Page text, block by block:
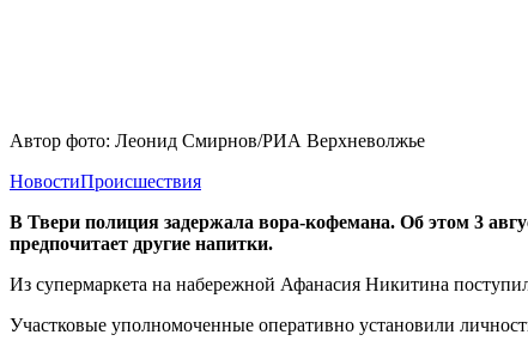
Автор фото: Леонид Смирнов/РИА Верхневолжье
НовостиПроисшествия
В Твери полиция задержала вора-кофемана. Об этом 3
предпочитает другие напитки.
Из супермаркета на набережной Афанасия Никитина
Участковые уполномоченные оперативно установили